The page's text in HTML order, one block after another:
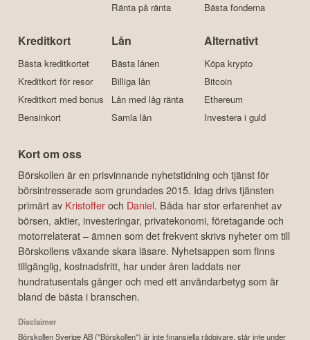
Ränta på ränta
Bästa fonderna
Kreditkort
Bästa kreditkortet
Kreditkort för resor
Kreditkort med bonus
Bensinkort
Lån
Bästa lånen
Billiga lån
Lån med låg ränta
Samla lån
Alternativt
Köpa krypto
Bitcoin
Ethereum
Investera i guld
Kort om oss
Börskollen är en prisvinnande nyhetstidning och tjänst för
börsintresserade som grundades 2015. Idag drivs tjänsten
primärt av Kristofferoch Daniel. Båda har stor erfarenhet av
börsen, aktier, investeringar, privatekonomi, företagande och
motorrelaterat – ämnen som det frekvent skrivs nyheter om till
Börskollens växande skara läsare. Nyhetsappen som finns
tillgänglig, kostnadsfritt, har under åren laddats ner
hundratusentals gånger och med ett användarbetyg som är
bland de bästa i branschen.
Disclaimer
Börskollen Sverige AB ("Börskollen") är inte finansiella rådgivare, står inte under